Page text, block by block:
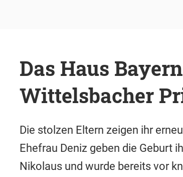
Das Haus
Wittelsbacher
Die stolzen Eltern zeigen ihr
Ehefrau Deniz geben die Geburt
Nikolaus und wurde bereits vor